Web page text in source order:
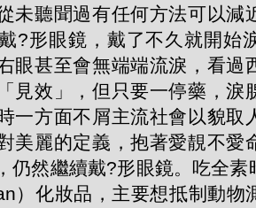
未聽聞過有任何方法可以減
?形眼鏡，戴了不久就開始
眼甚至會無端端流淚，看過
見效」，但只要一停藥，淚
一方面不屑主流社會以貌取
美麗的定義，抱著愛靚不愛
仍然繼續戴?形眼鏡。吃全
）化妝品，主要想抵制動物